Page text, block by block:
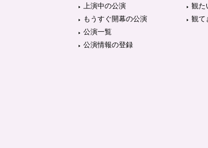
上演中の公演
もうすぐ開幕の公演
公演一覧
公演情報の登録
観た
観て